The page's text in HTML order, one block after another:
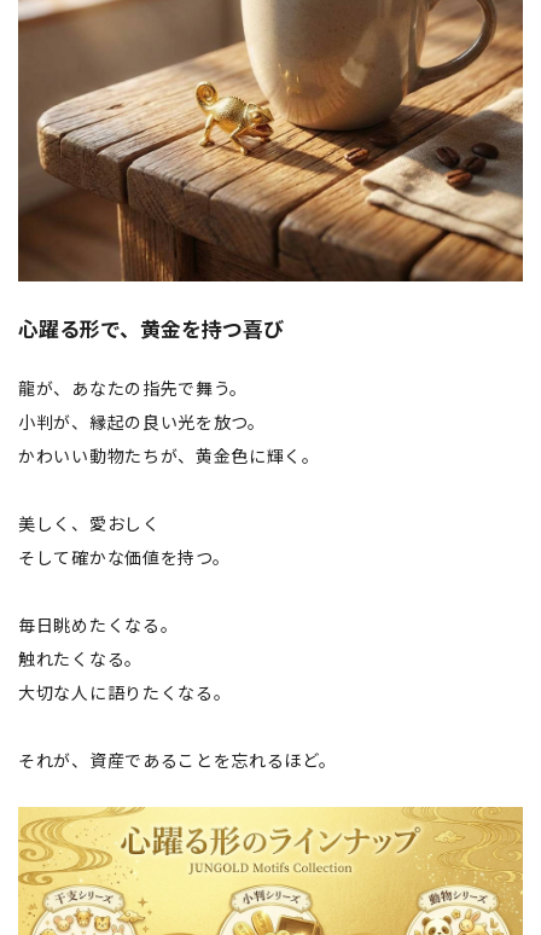
心躍る形で、黄金を持つ喜び
龍が、あなたの指先で舞う。
小判が、縁起の良い光を放つ。
かわいい動物たちが、黄金色に輝く。
美しく、愛おしく
そして確かな価値を持つ。
毎日眺めたくなる。
触れたくなる。
大切な人に語りたくなる。
それが、資産であることを忘れるほど。